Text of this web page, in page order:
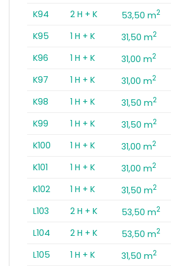
K94
2 H + K 53,50 m2
K95
1 H + K 31,50 m2
K96
1 H + K 31,00 m2
K97
1 H + K 31,00 m2
K98
1 H + K 31,50 m2
K99
1 H + K 31,50 m2
K100
1 H + K 31,00 m2
K101
1 H + K 31,00 m2
K102
1 H + K 31,50 m2
L103
2 H + K 53,50 m2
L104
2 H + K 53,50 m2
L105
1 H + K 31,50 m2